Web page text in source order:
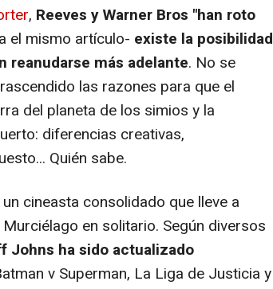
, Reeves y Warner Bros "han roto
el mismo artículo- existe la posibilidad
reanudarse más adelante. No se
las razones para que el
del planeta de los simios y la
diferencias creativas,
Quién sabe.
cineasta consolidado que lleve a
en solitario. Según diversos
Johns ha sido actualizado
v Superman, La Liga de Justicia y